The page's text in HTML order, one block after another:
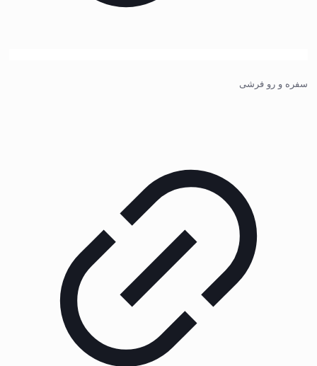
سفره و رو فرشی